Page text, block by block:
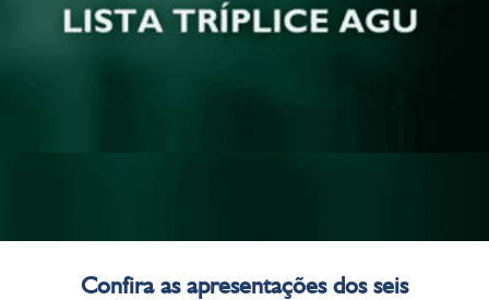
Confira as apresentações dos seis